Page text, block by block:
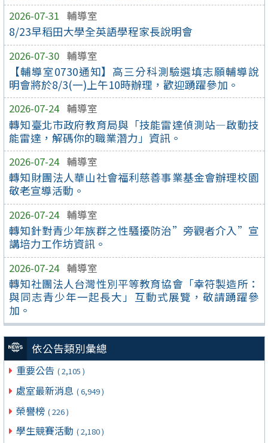
2026-07-31 輔導室
8/23早稻田大學全英語學程家長說明會
2026-07-30 輔導室
【輔導室0730通知】高三分科測驗選填志願輔導說
明會將於8/3(一)上午10時辦理，歡迎踴躍參加。
2026-07-24 輔導室
轉知臺北市政府教育局與「技能雷達偵測站—啟動技
能雷達，解碼你的職業潛力」資訊。
2026-07-24 輔導室
轉知財團法人華山社會福利慈善事業基金會辦理校園
敬老宣導活動。
2026-07-24 輔導室
轉知針對青少年族群之性騷擾防治”旁觀者介入”宣
講培力工作坊資訊。
2026-07-24 輔導室
轉知社團法人台灣性別平等教育協會「幸符製造所：
與同志青少年一起長大」互動式展覽，敬請踴躍參
加。
依公告類別彙總
重要公告 ( 2,105 )
處室最新消息 ( 6,949 )
榮譽榜 ( 226 )
學生競賽活動 ( 2,180 )